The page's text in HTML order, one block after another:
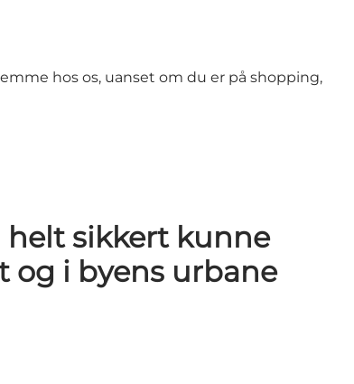
hos os, uanset om du er på shopping,
helt sikkert kunne
i byens urbane